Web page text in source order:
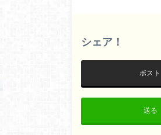
シェア！
ポスト
送る